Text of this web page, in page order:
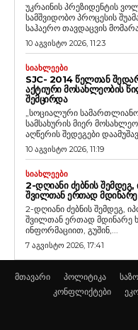
უკრაინის პრეზიდენტის
სამშვიდობო პროცესის
საჰაერო თავდაცვის
10 აგვისტო 2026, 11:23
ᲡᲘᲐᲮᲚᲔᲔᲑᲘ
SJC- 2014 ᲬᲔᲚᲗᲐᲜ
ᲐᲥᲢᲘᲣᲠᲘ ᲛᲝᲡᲐᲮᲚᲔᲝᲑᲘᲡ
ᲨᲔᲛᲪᲘᲠᲓᲐ
„სოციალური
სამსახურის მიერ
აღწერის შედეგები
10 აგვისტო 2026, 11:19
ᲡᲘᲐᲮᲚᲔᲔᲑᲘ
2-ᲓᲦᲘᲐᲜᲘ ᲫᲔᲑᲜᲘᲡ
ᲨᲕᲘᲚᲗᲐᲜ ᲔᲠᲗᲐᲓ
2-დღიანი ძებნის შემდეგ,
შვილთან ერთად მდინარე
ინფორმაციით, გუშინ,...
7 აგვისტო 2026, 17:41
მთავარი პოლიტიკა
კონფლიქტები